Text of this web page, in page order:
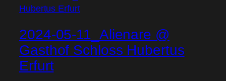
2024-05-11_Alienare @
Gasthof Schloss Hubertus
Erfurt